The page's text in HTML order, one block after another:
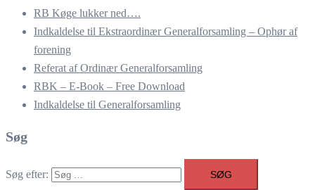
RB Køge lukker ned….
Indkaldelse til Ekstraordinær Generalforsamling – Ophør af
forening
Referat af Ordinær Generalforsamling
RBK – E-Book – Free Download
Indkaldelse til Generalforsamling
Søg
Søg efter: